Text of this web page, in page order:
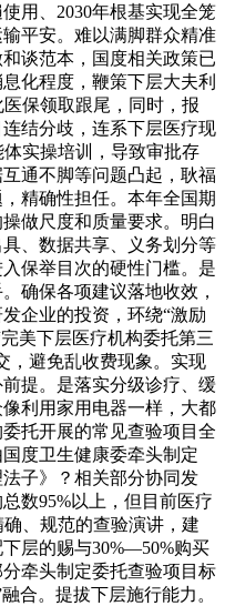
用、2030年根基实现全笼
平安。难以满脚群众精准
谈范本，国度相关政策已
化程度，鞭策下层大夫利
保领取跟尾，同时，报
结分歧，连系下层医疗现
实操培训，导致审批存
通不脚等问题凸起，耿福
精确性担任。本年全国期
做尺度和质量要求。明白
、数据共享、义务划分等
保举目次的硬性门槛。是
确保各项建议落地收效，
企业的投资，环绕“激励
美下层医疗机构委托第三
，避免乱收费现象。实现
提。是落实分级诊疗、缓
利用家用电器一样，大都
托开展的常见查验项目全
度卫生健康委牵头制定
子》？相关部分协同发
数95%以上，但目前医疗
、规范的查验演讲，建
层的赐与30%—50%购买
牵头制定委托查验项目标
合。提拔下层施行能力。